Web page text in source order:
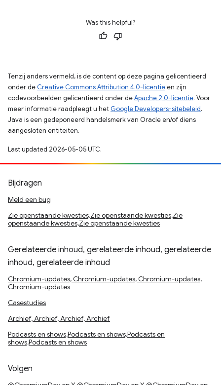
Was this helpful?
Tenzij anders vermeld, is de content op deze pagina gelicentieerd
onder de Creative Commons Attribution 4.0-licentieen zijn
codevoorbeelden gelicentieerd onder deApache 2.0-licentie. Voor
meer informatie raadpleegt u het Google Developers-sitebeleid.
Java is een gedeponeerd handelsmerk van Oracle en/of diens
aangesloten entiteiten.
Last updated 2026-05-05 UTC.
Bijdragen
Meld een bug
Zie openstaande kwesties,Zie openstaande kwesties,Zie
openstaande kwesties,Zie openstaande kwesties
Gerelateerde inhoud, gerelateerde inhoud, gerelateerde
inhoud, gerelateerde inhoud
Chromium-updates, Chromium-updates, Chromium-updates,
Chromium-updates
Casestudies
Archief, Archief, Archief, Archief
Podcasts en shows,Podcasts en shows,Podcasts en
shows,Podcasts en shows
Volgen